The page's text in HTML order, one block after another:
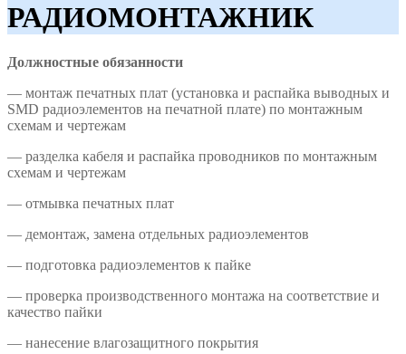
РАДИОМОНТАЖНИК
Должностные обязанности
— монтаж печатных плат (установка и распайка выводных и
SMD радиоэлементов на печатной плате) по монтажным
схемам и чертежам
— разделка кабеля и распайка проводников по монтажным
схемам и чертежам
— отмывка печатных плат
— демонтаж, замена отдельных радиоэлементов
— подготовка радиоэлементов к пайке
— проверка производственного монтажа на соответствие и
качество пайки
— нанесение влагозащитного покрытия